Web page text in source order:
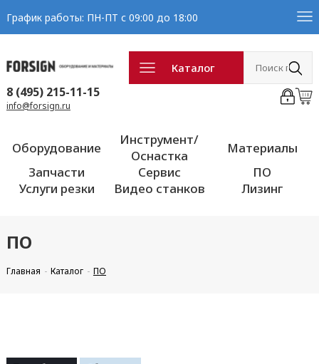
График работы: ПН-ПТ с 09:00 до 18:00
Каталог
8 (495) 215-11-15
info@forsign.ru
Оборудование
Инструмент/
Оснастка
Материалы
Запчасти
Сервис
ПО
Услуги резки
Видео станков Лизинг
ПО
Главная Каталог ПО